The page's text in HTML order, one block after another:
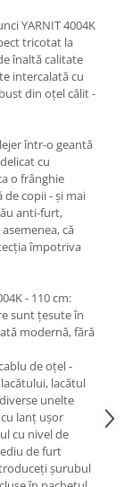
YARNIT 4004K
tricotat la
înaltă calitate
intercalată cu
din oțel călit -
într-o geantă
cu
o frânghie
de copii - și mai
anti-furt,
că
împotriva
- 110 cm:
sunt țesute în
modernă, fără
de oțel -
lacătul
unelte
lanț ușor
cu nivel de
de furt
șurubul